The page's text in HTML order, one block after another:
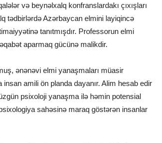
və beynəlxalq konfranslardakı çıxışları
tədbirlərdə Azərbaycan elmini layiqincə
tanıtmışdır. Professorun elmi
aparmaq gücünə malikdir.
ənənəvi elmi yanaşmaları müasir
insan amili ön planda dayanır. Alim hesab edir
psixoloji yanaşma ilə həmin potensial
sahəsinə maraq göstərən insanlar